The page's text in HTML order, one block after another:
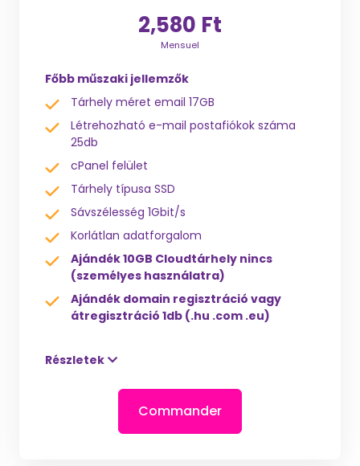
2,580 Ft
Mensuel
Főbb műszaki jellemzők
Tárhely méret email 17GB
Létrehozható e-mail postafiókok száma
25db
cPanel felület
Tárhely típusa SSD
Sávszélesség 1Gbit/s
Korlátlan adatforgalom
Ajándék 10GB Cloudtárhely nincs
(személyes használatra)
Ajándék domain regisztráció vagy
átregisztráció 1db (.hu .com .eu)
Részletek
Commander